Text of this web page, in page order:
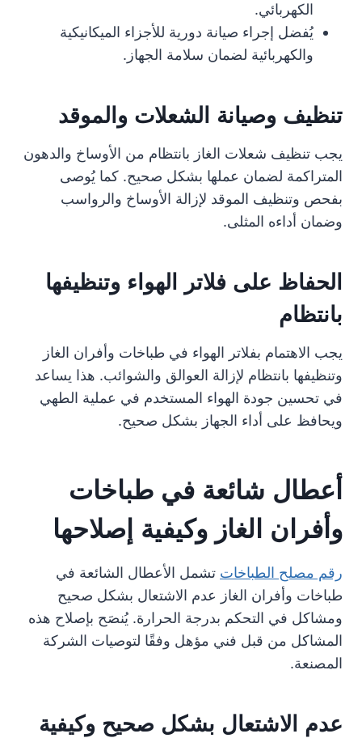
الكهربائي.
يُفضل إجراء صيانة دورية للأجزاء الميكانيكية
والكهربائية لضمان سلامة الجهاز.
تنظيف وصيانة الشعلات والموقد
يجب تنظيف شعلات الغاز بانتظام من الأوساخ والدهون
المتراكمة لضمان عملها بشكل صحيح. كما يُوصى
بفحص وتنظيف الموقد لإزالة الأوساخ والرواسب
وضمان أداءه المثلى.
الحفاظ على فلاتر الهواء وتنظيفها
بانتظام
يجب الاهتمام بفلاتر الهواء في طباخات وأفران الغاز
وتنظيفها بانتظام لإزالة العوالق والشوائب. هذا يساعد
في تحسين جودة الهواء المستخدم في عملية الطهي
ويحافظ على أداء الجهاز بشكل صحيح.
أعطال شائعة في طباخات
وأفران الغاز وكيفية إصلاحها
رقم مصلح الطباخات تشمل الأعطال الشائعة في
طباخات وأفران الغاز عدم الاشتعال بشكل صحيح
ومشاكل في التحكم بدرجة الحرارة. يُنصَح بإصلاح هذه
المشاكل من قبل فني مؤهل وفقًا لتوصيات الشركة
المصنعة.
عدم الاشتعال بشكل صحيح وكيفية